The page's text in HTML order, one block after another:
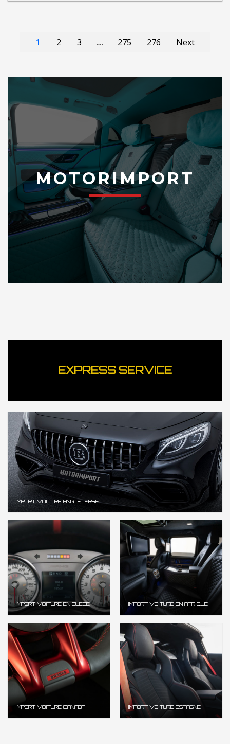
1 2 3 … 275 276 Next
MOTORIMPORT
EXPRESS SERVICE
IMPORT VOITURE ANGLETERRE
IMPORT VOITURE EN SUEDE IMPORT VOITURE EN AFRIQUE
IMPORT VOITURE CANADA IMPORT VOITURE ESPAGNE